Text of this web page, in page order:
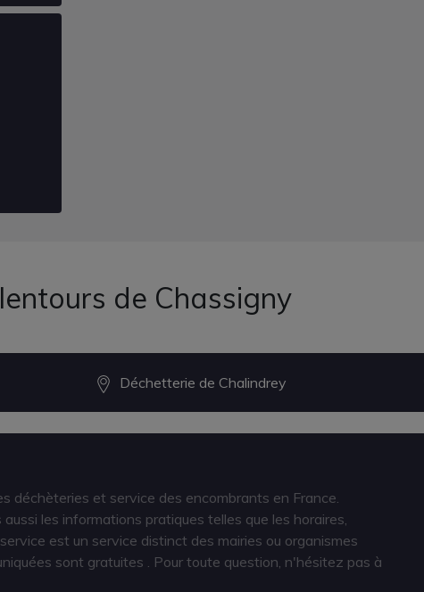
de Chassigny
Déchetterie de Chalindrey
déchèteries et service des encombrants en France.
les informations pratiques telles que les horaires,
est un service distinct des mairies ou organismes
sont gratuites . Pour toute question, n'hésitez pas à